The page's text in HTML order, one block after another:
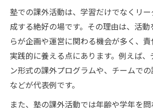
塾での課外活動は、学習だけでなくリ
成する絶好の場です。その理由は、活動
らが企画や運営に関わる機会が多く、
実践的に養える点にあります。例えば、
ン形式の課外プログラムや、チームで
などが代表例です。
また、塾の課外活動では年齢や学年を